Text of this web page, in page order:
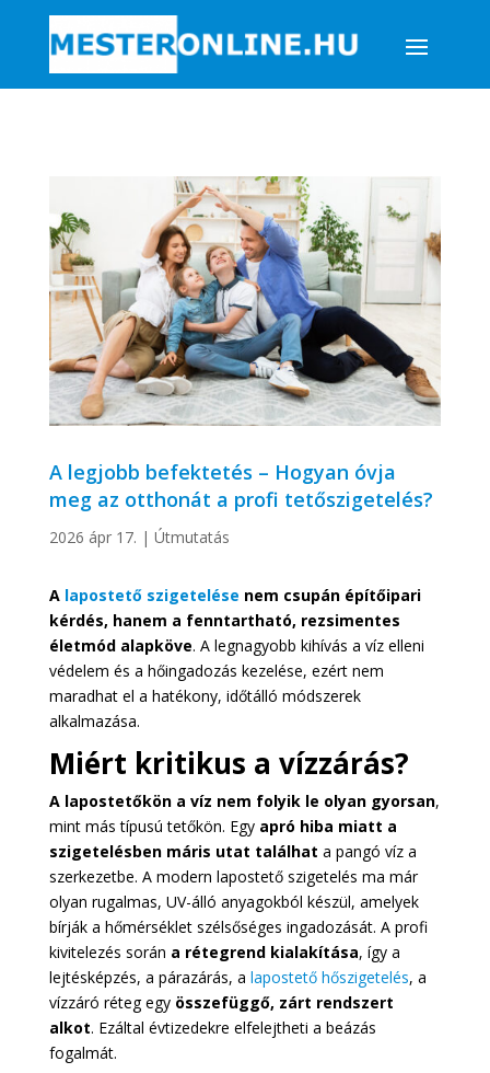
A legjobb befektetés – Hogyan óvja
meg az otthonát a profi tetőszigetelés?
2026 ápr 17. | Útmutatás
A lapostető szigetelése nem csupán építőipari
kérdés, hanem a fenntartható, rezsimentes
életmód alapköve. A legnagyobb kihívás a víz elleni
védelem és a hőingadozás kezelése, ezért nem
maradhat el a hatékony, időtálló módszerek
alkalmazása.
Miért kritikus a vízzárás?
A lapostetőkön a víz nem folyik le olyan gyorsan,
mint más típusú tetőkön. Egyapró hiba miatt a
szigetelésben máris utat találhat a pangó víz a
szerkezetbe. A modern lapostető szigetelés ma már
olyan rugalmas, UV-álló anyagokból készül, amelyek
bírják a hőmérséklet szélsőséges ingadozását. A profi
kivitelezés során a rétegrend kialakítása, így a
lejtésképzés, a párazárás, a lapostető hőszigetelés, a
vízzáró réteg egy összefüggő, zárt rendszert
alkot. Ezáltal évtizedekre elfelejtheti a beázás
fogalmát.